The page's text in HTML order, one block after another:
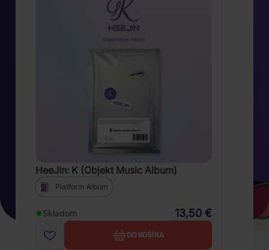
HeeJin: K (Objekt Music Album)
Platform Album
Skladom 13,50 €
DO KOŠÍKA